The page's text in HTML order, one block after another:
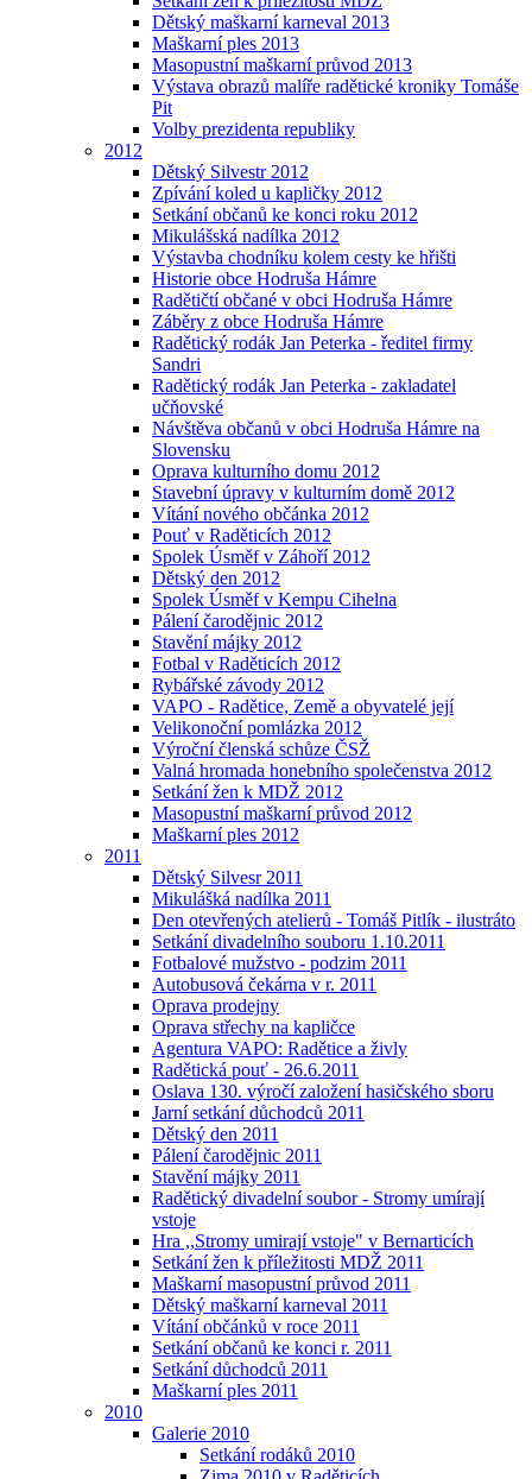
Dětský maškarní karneval 2013
Maškarní ples 2013
Masopustní maškarní průvod 2013
Výstava obrazů malíře radětické kroniky Tomáše
Pit
Volby prezidenta republiky
2012
Dětský Silvestr 2012
Zpívání koled u kapličky 2012
Setkání občanů ke konci roku 2012
Mikulášská nadílka 2012
Výstavba chodníku kolem cesty ke hřišti
Historie obce Hodruša Hámre
Radětičtí občané v obci Hodruša Hámre
Záběry z obce Hodruša Hámre
Radětický rodák Jan Peterka - ředitel firmy
Sandri
Radětický rodák Jan Peterka - zakladatel
učňovské
Návštěva občanů v obci Hodruša Hámre na
Slovensku
Oprava kulturního domu 2012
Stavební úpravy v kulturním domě 2012
Vítání nového občánka 2012
Pouť v Raděticích 2012
Spolek Úsměf v Záhoří 2012
Dětský den 2012
Spolek Úsměf v Kempu Cihelna
Pálení čarodějnic 2012
Stavění májky 2012
Fotbal v Raděticích 2012
Rybářské závody 2012
VAPO - Radětice, Země a obyvatelé její
Velikonoční pomlázka 2012
Výroční členská schůze ČSŽ
Valná hromada honebního společenstva 2012
Setkání žen k MDŽ 2012
Masopustní maškarní průvod 2012
Maškarní ples 2012
2011
Dětský Silvesr 2011
Mikulášká nadílka 2011
Den otevřených atelierů - Tomáš Pitlík - ilustráto
Setkání divadelního souboru 1.10.2011
Fotbalové mužstvo - podzim 2011
Autobusová čekárna v r. 2011
Oprava prodejny
Oprava střechy na kapličce
Agentura VAPO: Radětice a živly
Radětická pouť - 26.6.2011
Oslava 130. výročí založení hasičského sboru
Jarní setkání důchodců 2011
Dětský den 2011
Pálení čarodějnic 2011
Stavění májky 2011
Radětický divadelní soubor - Stromy umírají
vstoje
Hra ,,Stromy umirají vstoje" v Bernarticích
Setkání žen k příležitosti MDŽ 2011
Maškarní masopustní průvod 2011
Dětský maškarní karneval 2011
Vítání občánků v roce 2011
Setkání občanů ke konci r. 2011
Setkání důchodců 2011
Maškarní ples 2011
2010
Galerie 2010
Setkání rodáků 2010